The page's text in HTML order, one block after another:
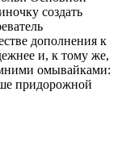
создать
дополнения к
и, к тому же,
омывайками:
придорожной